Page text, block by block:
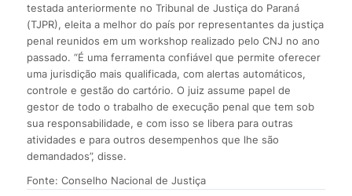
testada anteriormente no Tribunal de Justiça do Paraná
(TJPR), eleita a melhor do país por representantes da justiça
penal reunidos em um workshop realizado pelo CNJ no ano
passado. “É uma ferramenta confiável que permite oferecer
uma jurisdição mais qualificada, com alertas automáticos,
controle e gestão do cartório. O juiz assume papel de
gestor de todo o trabalho de execução penal que tem sob
sua responsabilidade, e com isso se libera para outras
atividades e para outros desempenhos que lhe são
demandados”, disse.
Fonte: Conselho Nacional de Justiça